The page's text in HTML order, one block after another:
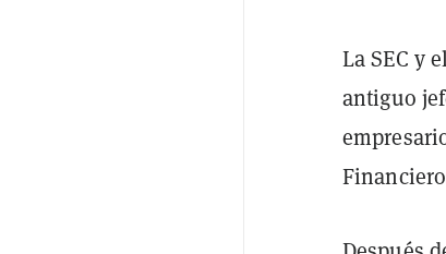
La SEC y
antiguo